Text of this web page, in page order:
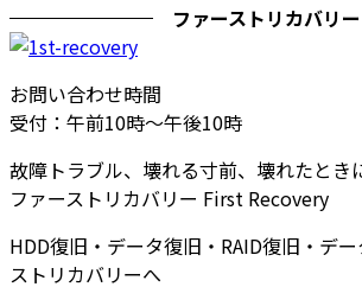
ファーストリカバリー
お問い合わせ時間
受付：午前10時～午後10時
故障トラブル、壊れる寸前、壊れたとき
ファーストリカバリー First Recovery
HDD復旧・データ復旧・RAID復旧・デ
ストリカバリーへ